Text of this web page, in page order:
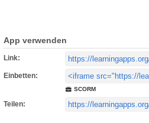
App verwenden
Link:
Einbetten:
SCORM
Teilen: